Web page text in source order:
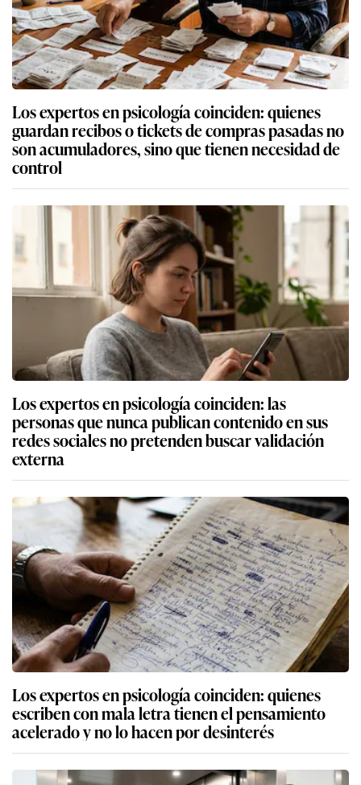
Los expertos en psicología coinciden: quienes
guardan recibos o tickets de compras pasadas no
son acumuladores, sino que tienen necesidad de
control
Los expertos en psicología coinciden: las
personas que nunca publican contenido en sus
redes sociales no pretenden buscar validación
externa
Los expertos en psicología coinciden: quienes
escriben con mala letra tienen el pensamiento
acelerado y no lo hacen por desinterés